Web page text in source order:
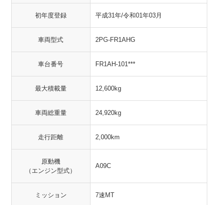
初年度登録 平成31年/令和01年03月
車両型式 2PG-FR1AHG
車台番号 FR1AH-101***
最大積載量 12,600kg
車両総重量 24,920kg
走行距離 2,000km
原動機
（エンジン型式）
A09C
ミッション 7速MT